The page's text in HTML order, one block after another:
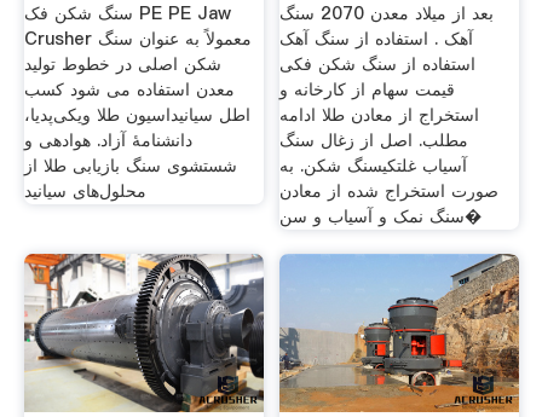
سنگ شکن فک PE PE Jaw
Crusher معمولاً به عنوان سنگ
شکن اصلی در خطوط تولید
معدن استفاده می شود کسب
اطل سیانیداسیون طلا ویکی‌پدیا،
دانشنامهٔ آزاد. هوادهی و
شستشوی سنگ بازیابی طلا از
محلول‌های سیانید
بعد از میلاد معدن 2070 سنگ
آهک . استفاده از سنگ آهک
استفاده از سنگ شکن فکی
قیمت سهام از کارخانه و
استخراج از معادن طلا ادامه
مطلب. اصل از زغال سنگ
آسیاب غلتکیسنگ شکن. به
صورت استخراج شده از معادن
سنگ نمک و آسیاب و سن�